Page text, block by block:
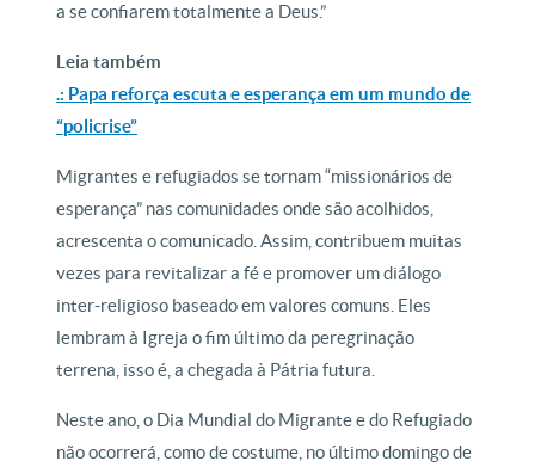
a se confiarem totalmente a Deus.”
Leia também
.: Papa reforça escuta e esperança em um mundo de
“policrise”
Migrantes e refugiados se tornam “missionários de
esperança” nas comunidades onde são acolhidos,
acrescenta o comunicado. Assim, contribuem muitas
vezes para revitalizar a fé e promover um diálogo
inter-religioso baseado em valores comuns. Eles
lembram à Igreja o fim último da peregrinação
terrena, isso é, a chegada à Pátria futura.
Neste ano, o Dia Mundial do Migrante e do Refugiado
não ocorrerá, como de costume, no último domingo de